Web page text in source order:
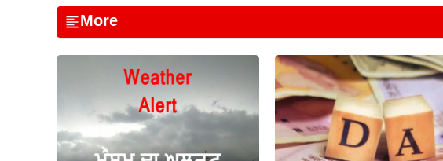
c
e
o
o
k
at
s
A
p
p
aile
gr
a
m
p
y
Li
n
k
ar
e
More